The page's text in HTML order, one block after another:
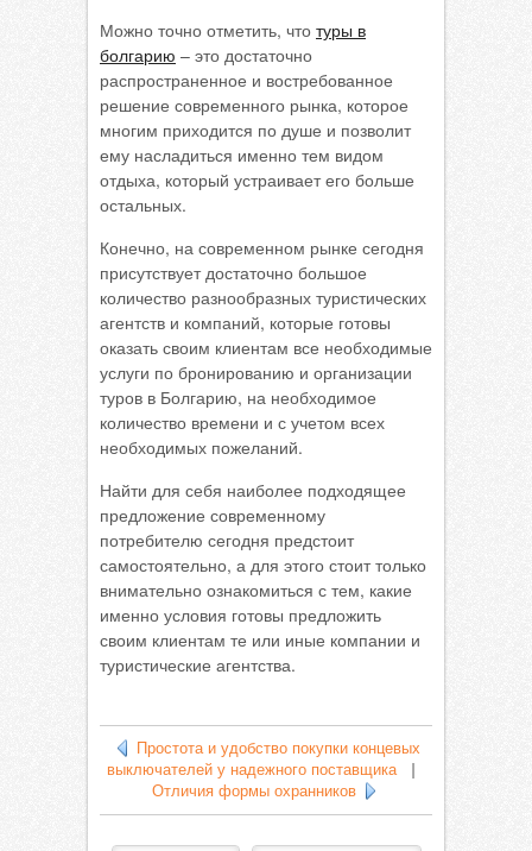
Можно точно отметить, что туры в
болгарию – это достаточно
распространенное и востребованное
решение современного рынка, которое
многим приходится по душе и позволит
ему насладиться именно тем видом
отдыха, который устраивает его больше
остальных.
Конечно, на современном рынке сегодня
присутствует достаточно большое
количество разнообразных туристических
агентств и компаний, которые готовы
оказать своим клиентам все необходимые
услуги по бронированию и организации
туров в Болгарию, на необходимое
количество времени и с учетом всех
необходимых пожеланий.
Найти для себя наиболее подходящее
предложение современному
потребителю сегодня предстоит
самостоятельно, а для этого стоит только
внимательно ознакомиться с тем, какие
именно условия готовы предложить
своим клиентам те или иные компании и
туристические агентства.
Простота и удобство покупки концевых
выключателей у надежного поставщика|
Отличия формы охранников